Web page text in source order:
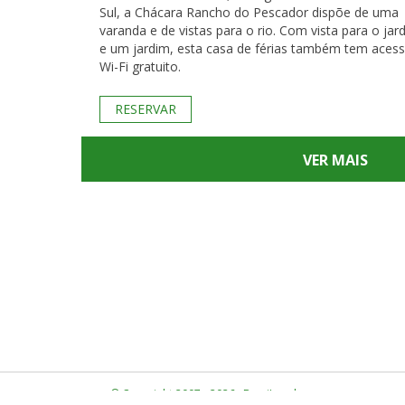
Sul, a Chácara Rancho do Pescador dispõe de uma
varanda e de vistas para o rio. Com vista para o
e um jardim, esta casa de férias também tem
Wi-Fi gratuito.
RESERVAR
VER MAIS
© Copyright 2007 - 2026 · BrasiLocal